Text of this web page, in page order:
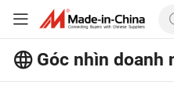
Góc nhìn doanh